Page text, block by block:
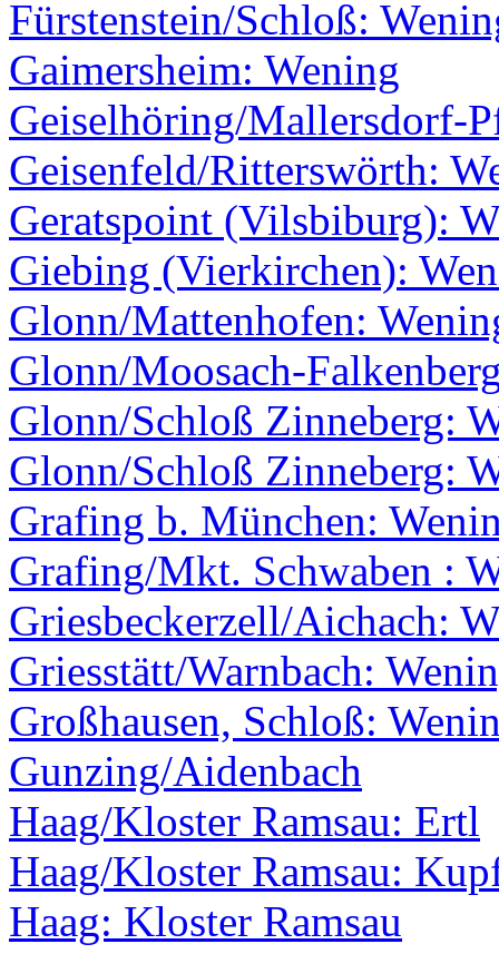
Fürstenstein/Schloß:
Gaimersheim: Wening
Geiselhöring/Mallersdorf-
Geisenfeld/Ritterswörth:
Geratspoint (Vilsbiburg):
Giebing (Vierkirchen):
Glonn/Mattenhofen:
Glonn/Moosach-
Glonn/Schloß Zinneberg:
Glonn/Schloß Zinneberg:
Grafing b. München:
Grafing/Mkt. Schwaben :
Griesbeckerzell/Aichach:
Griesstätt/Warnbach:
Großhausen, Schloß:
Gunzing/Aidenbach
Haag/Kloster Ramsau: Ertl
Haag/Kloster Ramsau:
Haag: Kloster Ramsau